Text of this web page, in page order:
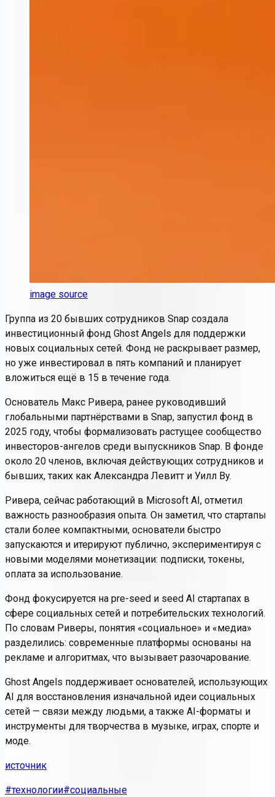
image source
Группа из 20 бывших сотрудников Snap создала
инвестиционный фонд Ghost Angels для поддержки
новых социальных сетей. Фонд не раскрывает размер,
но уже инвестировал в пять компаний и планирует
вложиться ещё в 15 в течение года.
Основатель Макс Ривера, ранее руководивший
глобальными партнёрствами в Snap, запустил фонд в
2025 году, чтобы формализовать растущее сообщество
инвесторов-ангелов среди выпускников Snap. В фонде
около 20 членов, включая действующих сотрудников и
бывших, таких как Александра Левитт и Уилл Ву.
Ривера, сейчас работающий в Microsoft AI, отметил
важность разнообразия опыта. Он заметил, что стартапы
стали более компактными, основатели быстро
запускаются и итерируют публично, экспериментируя с
новыми моделями монетизации: подписки, токены,
оплата за использование.
Фонд фокусируется на pre-seed и seed AI стартапах в
сфере социальных сетей и потребительских технологий.
По словам Риверы, понятия «социальное» и «медиа»
разделились: современные платформы основаны на
рекламе и алгоритмах, что вызывает разочарование.
Ghost Angels поддерживает основателей, использующих
AI для восстановления изначальной идеи социальных
сетей — связи между людьми, а также AI-форматы и
инструменты для творчества в музыке, играх, спорте и
моде.
источник
#технологии#социальные